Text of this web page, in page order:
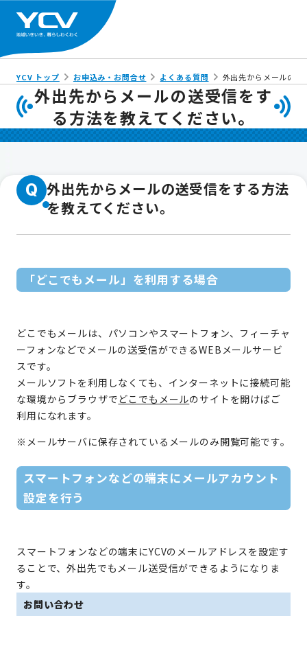
YCV トップ お申込み・お問合せ よくある質問 外出先からメールの送
外出先からメールの送受信をす
る方法を教えてください。
Q 外出先からメールの送受信をする方法
を教えてください。
「どこでもメール」を利用する場合
どこでもメールは、パソコンやスマートフォン、フィーチャ
ーフォンなどでメールの送受信ができるWEBメールサービ
スです。
メールソフトを利用しなくても、インターネットに接続可能
な環境からブラウザでどこでもメールのサイトを開けばご
利用になれます。
※メールサーバに保存されているメールのみ閲覧可能です。
スマートフォンなどの端末にメールアカウント
設定を行う
スマートフォンなどの端末にYCVのメールアドレスを設定す
ることで、外出先でもメール送受信ができるようになりま
す。
お問い合わせ